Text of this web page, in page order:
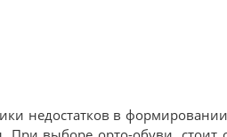
недостатков в формировании